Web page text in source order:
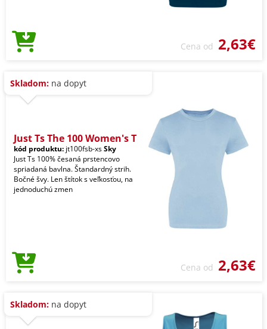
Cena od 2,63€
Skladom: na dopyt
Just Ts The 100 Women's T
kód produktu: jt100fsb-xsSky
Just Ts 100% česaná prstencovo
spriadaná bavlna. Štandardný strih.
Bočné švy. Len štítok s veľkosťou, na
jednoduchú zmen
Cena od 2,63€
Skladom: na dopyt